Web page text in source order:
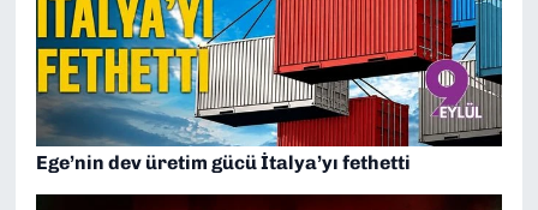
Ege’nin dev üretim gücü İtalya’yı fethetti